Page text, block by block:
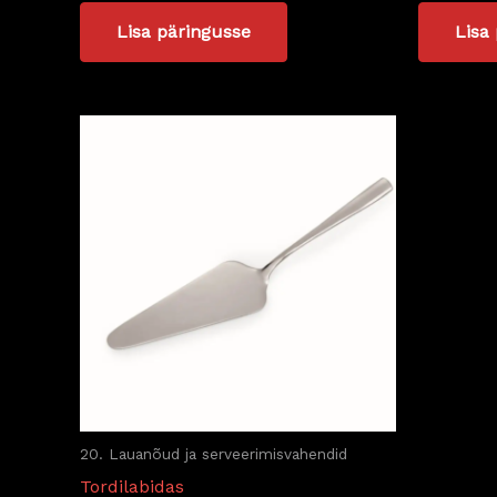
Lisa päringusse Lisa
20. Lauanõud ja serveerimisvahendid
Tordilabidas